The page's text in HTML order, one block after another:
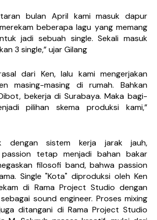
bulan April kami masuk dapur
beberapa lagu yang memang
jadi sebuah single. Sekali masuk
3 single,” ujar Gilang
dari Ken, lalu kami mengerjakan
masing-masing di rumah. Bahkan
bekerja di Surabaya. Maka bagi-
pilihan skema produksi kami,”
dengan sistem kerja jarak jauh,
tetap menjadi bahan bakar
filosofi band, bahwa passion
Single "Kota" diproduksi oleh Ken
di Rama Project Studio dengan
sound engineer. Proses mixing
ditangani di Rama Project Studio